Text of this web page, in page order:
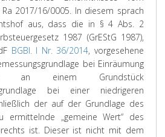
2017/16/0005. In diesem sprach
aus, dass die in § 4 Abs. 2
1987 (GrEStG 1987),
BGBl. I Nr. 36/2014, vorgesehene
bei Einräumung
an einem Grundstück
bei einer niedrigeren
der auf der Grundlage des
ermittelnde „gemeine Wert“ des
ist. Dieser ist nicht mit dem